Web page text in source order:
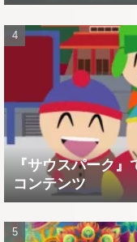
『サウスパーク
コンテンツ